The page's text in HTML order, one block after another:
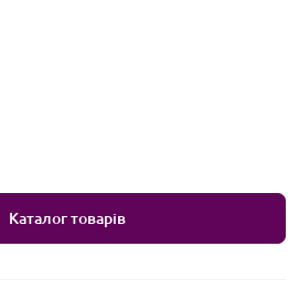
Каталог товарів